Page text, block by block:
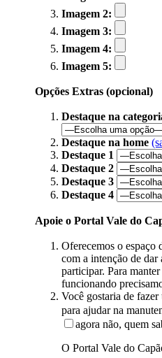
Imagem 2:
Imagem 3:
Imagem 4:
Imagem 5:
Opções Extras (opcional)
Destaque na
Destaque na home
Destaque 1
Destaque 2
Destaque 3
Destaque 4
Apoie o Portal Vale do
Oferecemos o espaço
com a intenção de dar
participar. Para
funcionando
Você gostaria de
para ajudar na
agora não, quem
O Portal Vale do